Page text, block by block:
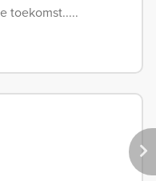
toekomst.....